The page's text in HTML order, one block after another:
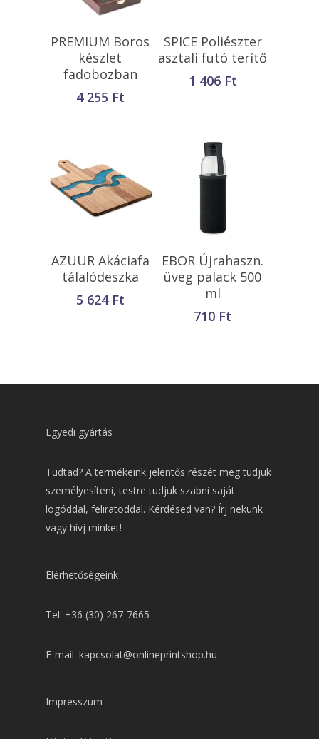
Kosárba
Teszem
PREMIUM Boros
készlet
fadobozban
4 255 Ft
Opciók Választása
SPICE Poliészter
asztali futó terítő
1 406 Ft
Kosárba
Teszem
AZUUR Akáciafa
tálalódeszka
5 624 Ft
Opciók Választása
EBOR Újrahaszn.
üveg palack 500
ml
710 Ft
Egyedi gyártás
Tudtad? A termékeink jelentős részét meg tudjuk
személyesíteni, testre tudjuk szabni saját
logóddal, feliratoddal. Kérdésed van? Írj nekünk
vagy hívj minket!
Elérhetőségeink
Tel: +36 (30) 267-7665
E-mail: kapcsolat@onlineprintshop.hu
Impresszum